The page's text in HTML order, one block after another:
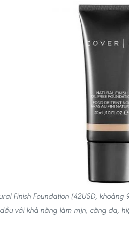
Finish Foundation (42USD,
với khả năng làm mịn, căng da,